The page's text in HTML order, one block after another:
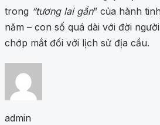
trong “tương lai gần” của hành
năm – con số quá dài với đời
chớp mắt đối với lịch sử địa cầu.
admin